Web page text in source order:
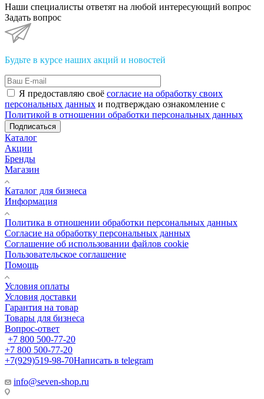
Наши специалисты ответят на любой интересующий вопрос
Задать вопрос
Будьте в курсе наших акций и новостей
Я предоставляю своё согласие на обработку своих
персональных данных и подтверждаю ознакомление с
Политикой в отношении обработки персональных данных
Подписаться
Каталог
Акции
Бренды
Магазин
Каталог для бизнеса
Информация
Политика в отношении обработки персональных данных
Cогласие на обработку персональных данных
Cоглашение об использовании файлов cookie
Пользовательское соглашение
Помощь
Условия оплаты
Условия доставки
Гарантия на товар
Товары для бизнеса
Вопрос-ответ
+7 800 500-77-20
+7 800 500-77-20
+7(929)519-98-70Написать в telegram
info@seven-shop.ru